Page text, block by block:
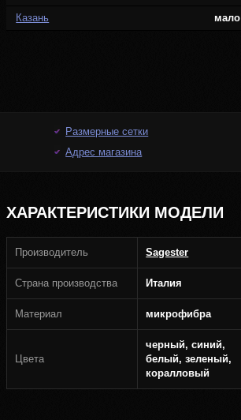
Казань мало
Размерные сетки
Адрес магазина
ХАРАКТЕРИСТИКИ МОДЕЛИ
Производитель Sagester
Страна производства Италия
Материал микрофибра
Цвета
черный, синий,
белый, зеленый,
коралловый